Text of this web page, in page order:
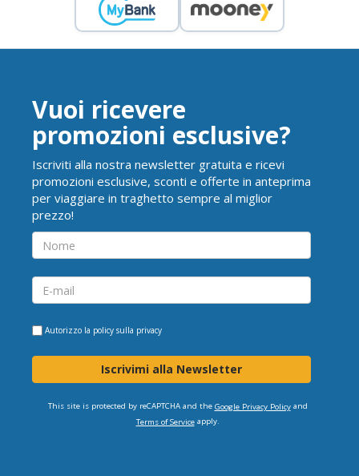
Vuoi ricevere
promozioni esclusive?
Iscriviti alla nostra newsletter gratuita e ricevi
promozioni esclusive, sconti e offerte in anteprima
per viaggiare in traghetto sempre al miglior
prezzo!
Autorizzo la policy sulla privacy
Iscrivimi alla Newsletter
This site is protected by reCAPTCHA and the Google Privacy Policyand
Terms of Serviceapply.